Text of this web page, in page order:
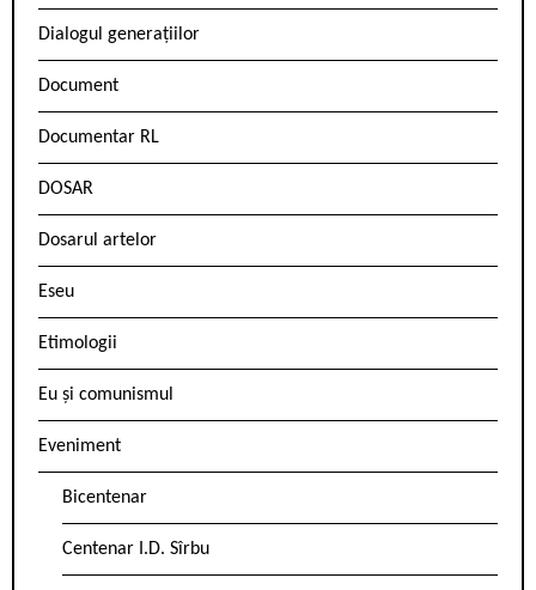
Dialogul generațiilor
Document
Documentar RL
DOSAR
Dosarul artelor
Eseu
Etimologii
Eu și comunismul
Eveniment
Bicentenar
Centenar I.D. Sîrbu